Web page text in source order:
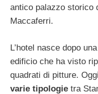
antico palazzo storico
Maccaferri.
L’hotel nasce dopo
edificio che ha visto
quadrati di pitture.
varie tipologie tra